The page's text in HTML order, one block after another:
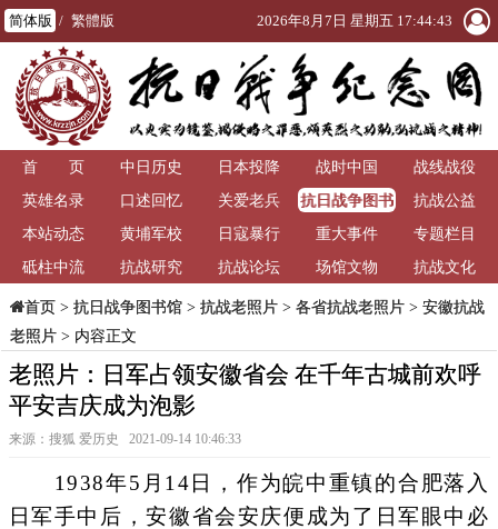
简体版 / 繁體版 2026年8月7日 星期五 17:44:44
首 页 中日历史 日本投降 战时中国
战线战役
英雄名录
口述回忆 关爱老兵
抗日战争图书
馆
抗战公益
本站动态
黄埔军校 日寇暴行 重大事件
专题栏目
砥柱中流
抗战研究 抗战论坛 场馆文物 抗战文化
首页> 抗日战争图书馆> 抗战老照片> 各省抗战老照片> 安徽抗战
老照片> 内容正文
老照片：日军占领安徽省会 在千年古城前欢呼
平安吉庆成为泡影
来源：搜狐 爱历史 2021-09-14 10:46:33
1938年5月14日，作为皖中重镇的合肥落入
日军手中后，安徽省会安庆便成为了日军眼中必